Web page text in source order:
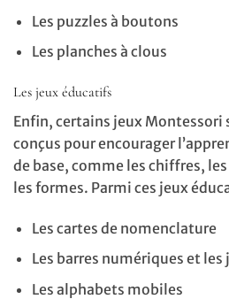
Les puzzles à boutons
Les planches à clous
Les jeux éducatifs
Enfin, certains jeux
conçus pour encourager
de base, comme les chiffres,
les formes. Parmi ces jeux
Les cartes de nomenclature
Les barres numériques et les
Les alphabets mobiles